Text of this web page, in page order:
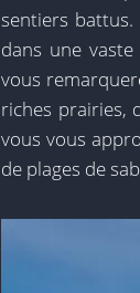
sentiers battus.
dans une
vous
riches prairies,
vous vous
de plages de